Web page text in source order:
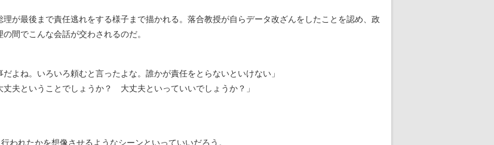
が最後まで責任逃れをする様子まで描かれる。落合教授が自らデータ改ざんをしたことを認め、政
間でこんな会話が交わされるのだ。
よね。いろいろ頼むと言ったよな。誰かが責任をとらないといけない」
夫ということでしょうか？ 大丈夫といっていいでしょうか？」
われたかを想像させるようなシーンといっていいだろう。